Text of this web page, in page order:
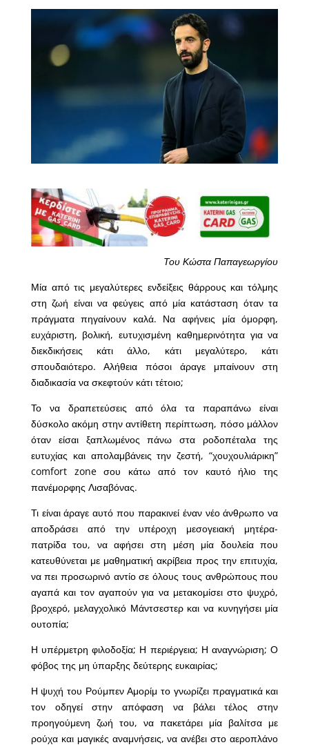
Του Κώστα Παπαγεωργίου
Μία από τις μεγαλύτερες ενδείξεις θάρρους και τόλμης
στη ζωή είναι να φεύγεις από μία κατάσταση όταν τα
πράγματα πηγαίνουν καλά. Να αφήνεις μία όμορφη,
ευχάριστη, βολική, ευτυχισμένη καθημερινότητα για να
διεκδικήσεις κάτι άλλο, κάτι μεγαλύτερο, κάτι
σπουδαιότερο. Αλήθεια πόσοι άραγε μπαίνουν στη
διαδικασία να σκεφτούν κάτι τέτοιο;
Το να δραπετεύσεις από όλα τα παραπάνω είναι
δύσκολο ακόμη στην αντίθετη περίπτωση, πόσο μάλλον
όταν είσαι ξαπλωμένος πάνω στα ροδοπέταλα της
ευτυχίας και απολαμβάνεις την ζεστή, “χουχουλιάρικη”
comfort zone σου κάτω από τον καυτό ήλιο της
πανέμορφης Λισαβόνας.
Τι είναι άραγε αυτό που παρακινεί έναν νέο άνθρωπο να
αποδράσει από την υπέροχη μεσογειακή μητέρα-
πατρίδα του, να αφήσει στη μέση μία δουλεία που
κατευθύνεται με μαθηματική ακρίβεια προς την επιτυχία,
να πει προσωρινό αντίο σε όλους τους ανθρώπους που
αγαπά και τον αγαπούν για να μετακομίσει στο ψυχρό,
βροχερό, μελαγχολικό Μάντσεστερ και να κυνηγήσει μία
ουτοπία;
Η υπέρμετρη φιλοδοξία; Η περιέργεια; Η αναγνώριση; Ο
φόβος της μη ύπαρξης δεύτερης ευκαιρίας;
Η ψυχή του Ρούμπεν Αμορίμ το γνωρίζει πραγματικά και
τον οδηγεί στην απόφαση να βάλει τέλος στην
προηγούμενη ζωή του, να πακετάρει μία βαλίτσα με
ρούχα και μαγικές αναμνήσεις, να ανέβει στο αεροπλάνο